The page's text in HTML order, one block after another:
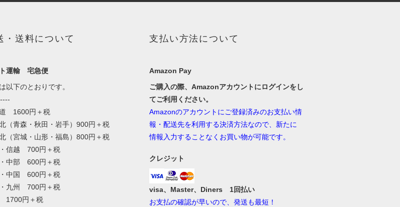
・送料について
運輸 宅急便
以下のとおりです。
1600円＋税
（青森・秋田・岩手）900円＋税
（宮城・山形・福島）800円＋税
信越 700円＋税
中部 600円＋税
中国 600円＋税
九州 700円＋税
1700円＋税
支払い方法について
Amazon Pay
ご購入の際、Amazonアカウントにログインをし
てご利用ください。
Amazonのアカウントにご登録済みのお支払い情
報・配送先を利用する決済方法なので、新たに
情報入力することなくお買い物が可能です。
クレジット
visa、Master、Diners 1回払い
お支払の確認が早いので、発送も最短！